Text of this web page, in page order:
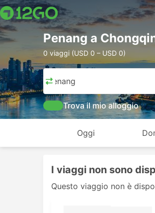
Penang a
0 viaggi (USD 0 – USD 0)
Penang
Trova il mio alloggio
Oggi
I viaggi non sono
Questo viaggio non è